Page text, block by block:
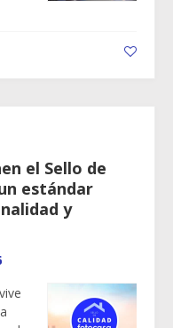
el Sello de
estándar
y